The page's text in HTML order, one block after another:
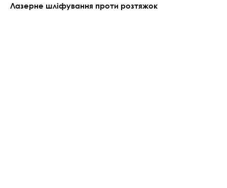
Лазерне шліфування проти розтяжок